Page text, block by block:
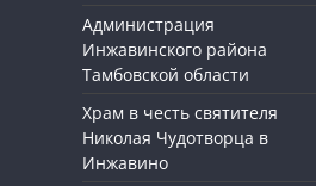
Администрация
Инжавинского района
Тамбовской области
Храм в честь святителя
Николая Чудотворца в
Инжавино